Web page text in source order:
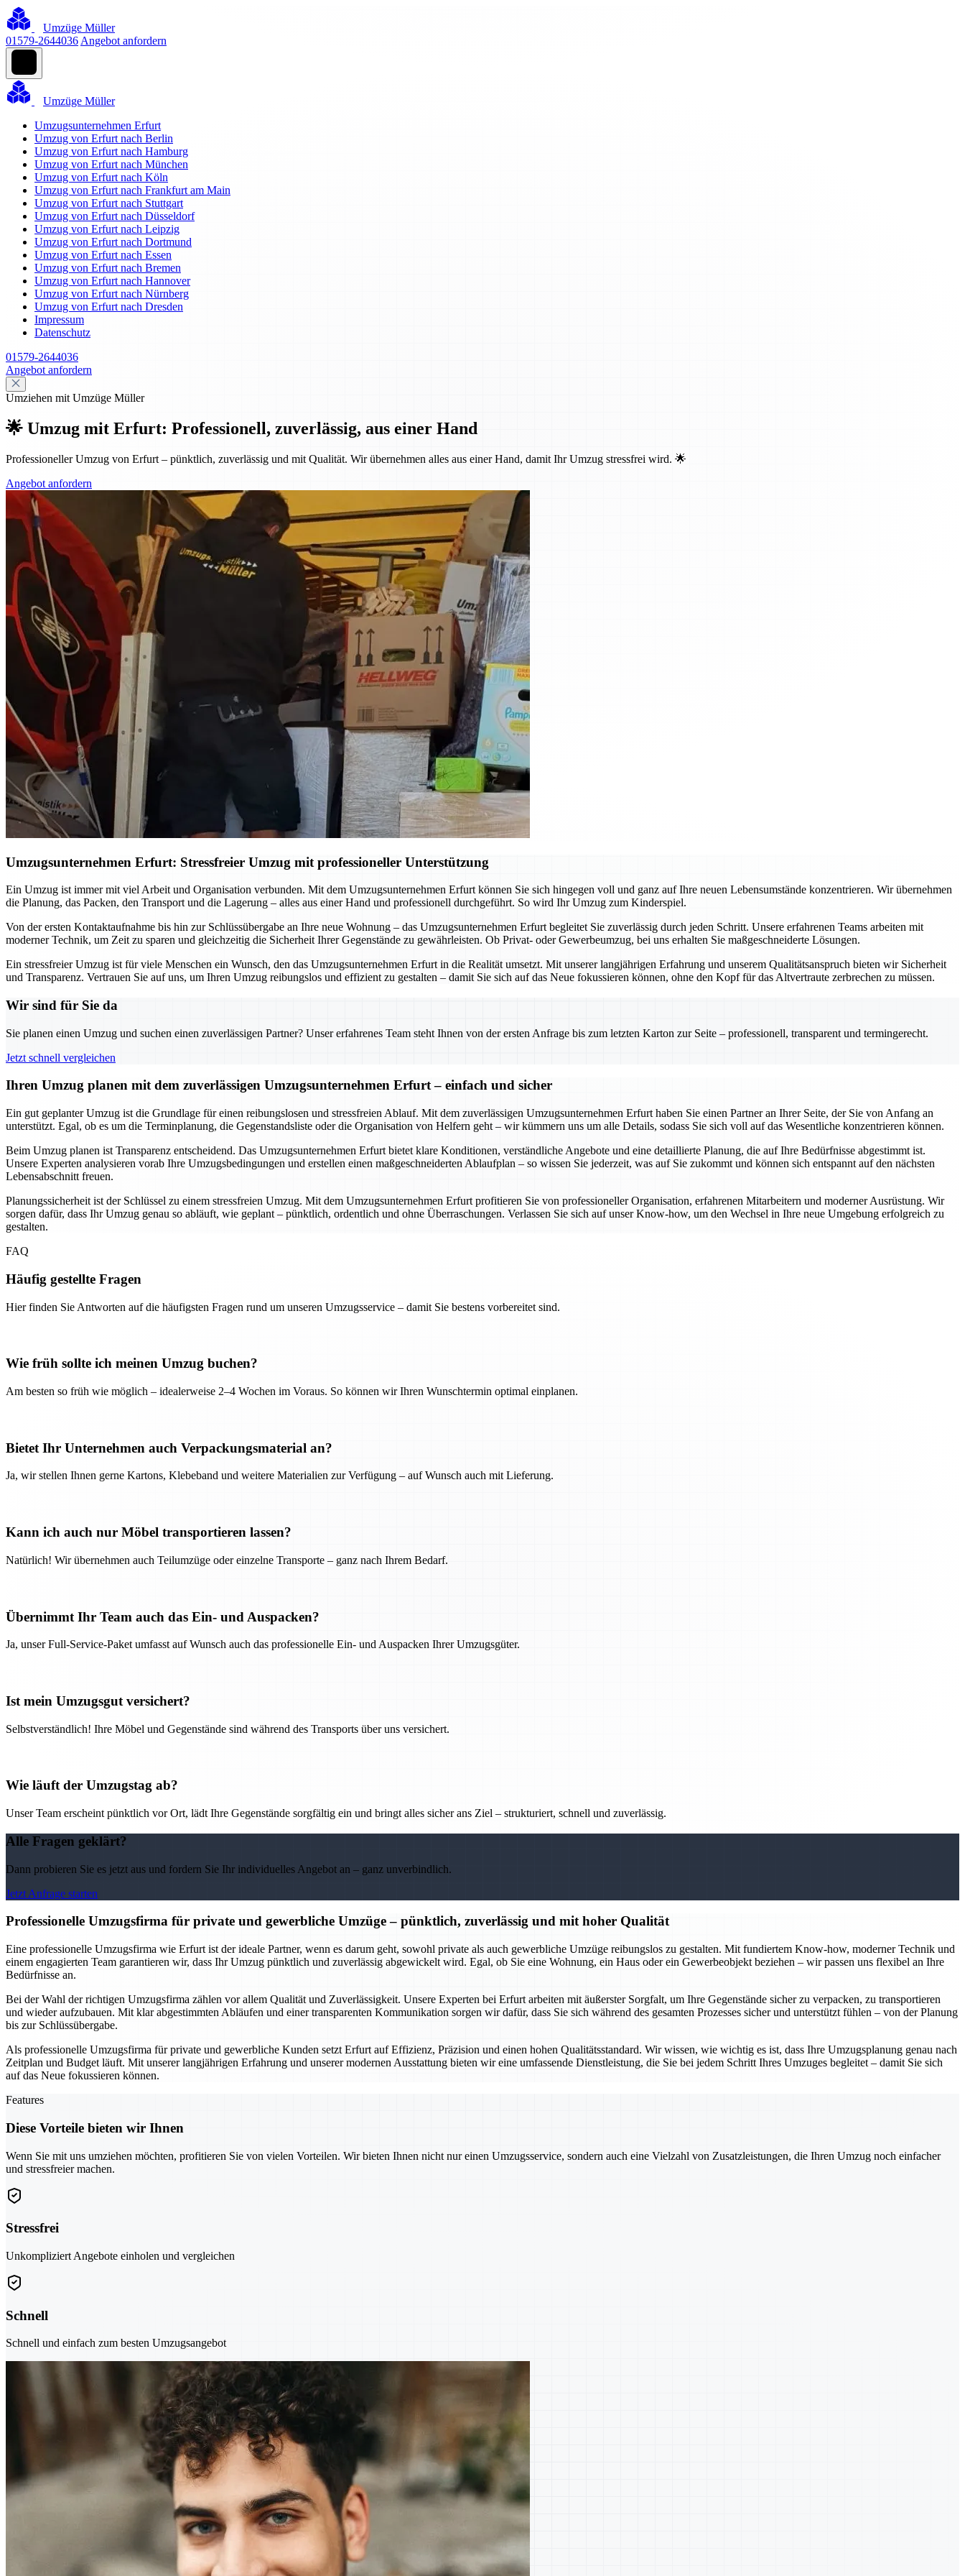
Umzüge Müller
01579-2644036 Angebot anfordern
Umzüge Müller
Umzugsunternehmen Erfurt
Umzug von Erfurt nach Berlin
Umzug von Erfurt nach Hamburg
Umzug von Erfurt nach München
Umzug von Erfurt nach Köln
Umzug von Erfurt nach Frankfurt am Main
Umzug von Erfurt nach Stuttgart
Umzug von Erfurt nach Düsseldorf
Umzug von Erfurt nach Leipzig
Umzug von Erfurt nach Dortmund
Umzug von Erfurt nach Essen
Umzug von Erfurt nach Bremen
Umzug von Erfurt nach Hannover
Umzug von Erfurt nach Nürnberg
Umzug von Erfurt nach Dresden
Impressum
Datenschutz
01579-2644036
Angebot anfordern
Umziehen mit Umzüge Müller
🌟 Umzug mit Erfurt: Professionell, zuverlässig, aus einer Hand
Professioneller Umzug von Erfurt – pünktlich, zuverlässig und mit Qualität. Wir übernehmen alles aus einer Hand, damit Ihr Umzug stressfrei wird. 🌟
Angebot anfordern
Umzugsunternehmen Erfurt: Stressfreier Umzug mit professioneller Unterstützung
Ein Umzug ist immer mit viel Arbeit und Organisation verbunden. Mit dem Umzugsunternehmen Erfurt können Sie sich hingegen voll und ganz auf Ihre neuen Lebensumstände konzentrieren. Wir übernehmen
die Planung, das Packen, den Transport und die Lagerung – alles aus einer Hand und professionell durchgeführt. So wird Ihr Umzug zum Kinderspiel.
Von der ersten Kontaktaufnahme bis hin zur Schlüssübergabe an Ihre neue Wohnung – das Umzugsunternehmen Erfurt begleitet Sie zuverlässig durch jeden Schritt. Unsere erfahrenen Teams arbeiten mit
moderner Technik, um Zeit zu sparen und gleichzeitig die Sicherheit Ihrer Gegenstände zu gewährleisten. Ob Privat- oder Gewerbeumzug, bei uns erhalten Sie maßgeschneiderte Lösungen.
Ein stressfreier Umzug ist für viele Menschen ein Wunsch, den das Umzugsunternehmen Erfurt in die Realität umsetzt. Mit unserer langjährigen Erfahrung und unserem Qualitätsanspruch bieten wir Sicherheit
und Transparenz. Vertrauen Sie auf uns, um Ihren Umzug reibungslos und effizient zu gestalten – damit Sie sich auf das Neue fokussieren können, ohne den Kopf für das Altvertraute zerbrechen zu müssen.
Wir sind für Sie da
Sie planen einen Umzug und suchen einen zuverlässigen Partner? Unser erfahrenes Team steht Ihnen von der ersten Anfrage bis zum letzten Karton zur Seite – professionell, transparent und termingerecht.
Jetzt schnell vergleichen
Ihren Umzug planen mit dem zuverlässigen Umzugsunternehmen Erfurt – einfach und sicher
Ein gut geplanter Umzug ist die Grundlage für einen reibungslosen und stressfreien Ablauf. Mit dem zuverlässigen Umzugsunternehmen Erfurt haben Sie einen Partner an Ihrer Seite, der Sie von Anfang an
unterstützt. Egal, ob es um die Terminplanung, die Gegenstandsliste oder die Organisation von Helfern geht – wir kümmern uns um alle Details, sodass Sie sich voll auf das Wesentliche konzentrieren können.
Beim Umzug planen ist Transparenz entscheidend. Das Umzugsunternehmen Erfurt bietet klare Konditionen, verständliche Angebote und eine detaillierte Planung, die auf Ihre Bedürfnisse abgestimmt ist.
Unsere Experten analysieren vorab Ihre Umzugsbedingungen und erstellen einen maßgeschneiderten Ablaufplan – so wissen Sie jederzeit, was auf Sie zukommt und können sich entspannt auf den nächsten
Lebensabschnitt freuen.
Planungssicherheit ist der Schlüssel zu einem stressfreien Umzug. Mit dem Umzugsunternehmen Erfurt profitieren Sie von professioneller Organisation, erfahrenen Mitarbeitern und moderner Ausrüstung. Wir
sorgen dafür, dass Ihr Umzug genau so abläuft, wie geplant – pünktlich, ordentlich und ohne Überraschungen. Verlassen Sie sich auf unser Know-how, um den Wechsel in Ihre neue Umgebung erfolgreich zu
gestalten.
FAQ
Häufig gestellte Fragen
Hier finden Sie Antworten auf die häufigsten Fragen rund um unseren Umzugsservice – damit Sie bestens vorbereitet sind.
Wie früh sollte ich meinen Umzug buchen?
Am besten so früh wie möglich – idealerweise 2–4 Wochen im Voraus. So können wir Ihren Wunschtermin optimal einplanen.
Bietet Ihr Unternehmen auch Verpackungsmaterial an?
Ja, wir stellen Ihnen gerne Kartons, Klebeband und weitere Materialien zur Verfügung – auf Wunsch auch mit Lieferung.
Kann ich auch nur Möbel transportieren lassen?
Natürlich! Wir übernehmen auch Teilumzüge oder einzelne Transporte – ganz nach Ihrem Bedarf.
Übernimmt Ihr Team auch das Ein- und Auspacken?
Ja, unser Full-Service-Paket umfasst auf Wunsch auch das professionelle Ein- und Auspacken Ihrer Umzugsgüter.
Ist mein Umzugsgut versichert?
Selbstverständlich! Ihre Möbel und Gegenstände sind während des Transports über uns versichert.
Wie läuft der Umzugstag ab?
Unser Team erscheint pünktlich vor Ort, lädt Ihre Gegenstände sorgfältig ein und bringt alles sicher ans Ziel – strukturiert, schnell und zuverlässig.
Alle Fragen geklärt?
Dann probieren Sie es jetzt aus und fordern Sie Ihr individuelles Angebot an – ganz unverbindlich.
Jetzt Anfrage starten
Professionelle Umzugsfirma für private und gewerbliche Umzüge – pünktlich, zuverlässig und mit hoher Qualität
Eine professionelle Umzugsfirma wie Erfurt ist der ideale Partner, wenn es darum geht, sowohl private als auch gewerbliche Umzüge reibungslos zu gestalten. Mit fundiertem Know-how, moderner Technik und
einem engagierten Team garantieren wir, dass Ihr Umzug pünktlich und zuverlässig abgewickelt wird. Egal, ob Sie eine Wohnung, ein Haus oder ein Gewerbeobjekt beziehen – wir passen uns flexibel an Ihre
Bedürfnisse an.
Bei der Wahl der richtigen Umzugsfirma zählen vor allem Qualität und Zuverlässigkeit. Unsere Experten bei Erfurt arbeiten mit äußerster Sorgfalt, um Ihre Gegenstände sicher zu verpacken, zu transportieren
und wieder aufzubauen. Mit klar abgestimmten Abläufen und einer transparenten Kommunikation sorgen wir dafür, dass Sie sich während des gesamten Prozesses sicher und unterstützt fühlen – von der Planung
bis zur Schlüssübergabe.
Als professionelle Umzugsfirma für private und gewerbliche Kunden setzt Erfurt auf Effizienz, Präzision und einen hohen Qualitätsstandard. Wir wissen, wie wichtig es ist, dass Ihre Umzugsplanung genau nach
Zeitplan und Budget läuft. Mit unserer langjährigen Erfahrung und unserer modernen Ausstattung bieten wir eine umfassende Dienstleistung, die Sie bei jedem Schritt Ihres Umzuges begleitet – damit Sie sich
auf das Neue fokussieren können.
Features
Diese Vorteile bieten wir Ihnen
Wenn Sie mit uns umziehen möchten, profitieren Sie von vielen Vorteilen. Wir bieten Ihnen nicht nur einen Umzugsservice, sondern auch eine Vielzahl von Zusatzleistungen, die Ihren Umzug noch einfacher
und stressfreier machen.
Stressfrei
Unkompliziert Angebote einholen und vergleichen
Schnell
Schnell und einfach zum besten Umzugsangebot